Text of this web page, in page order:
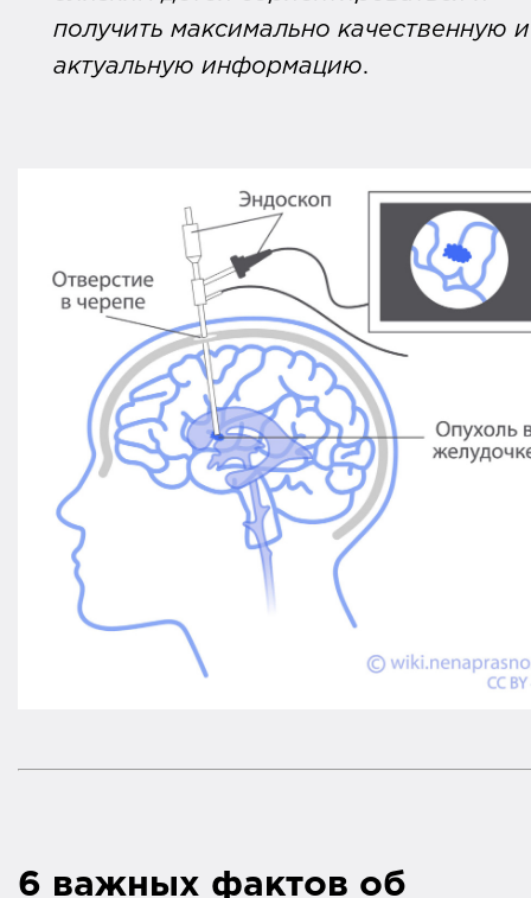
получить максимально качественную и
актуальную информацию
6 важных фактов об